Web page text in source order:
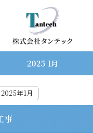
2025 1月
2025年1月
事